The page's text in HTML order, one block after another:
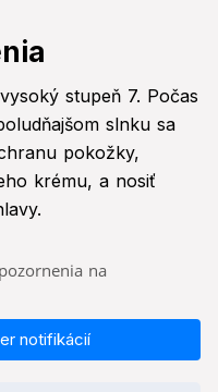
stupeň 7. Počas
slnku sa
pokožky,
krému, a nosiť
na
notifikácií